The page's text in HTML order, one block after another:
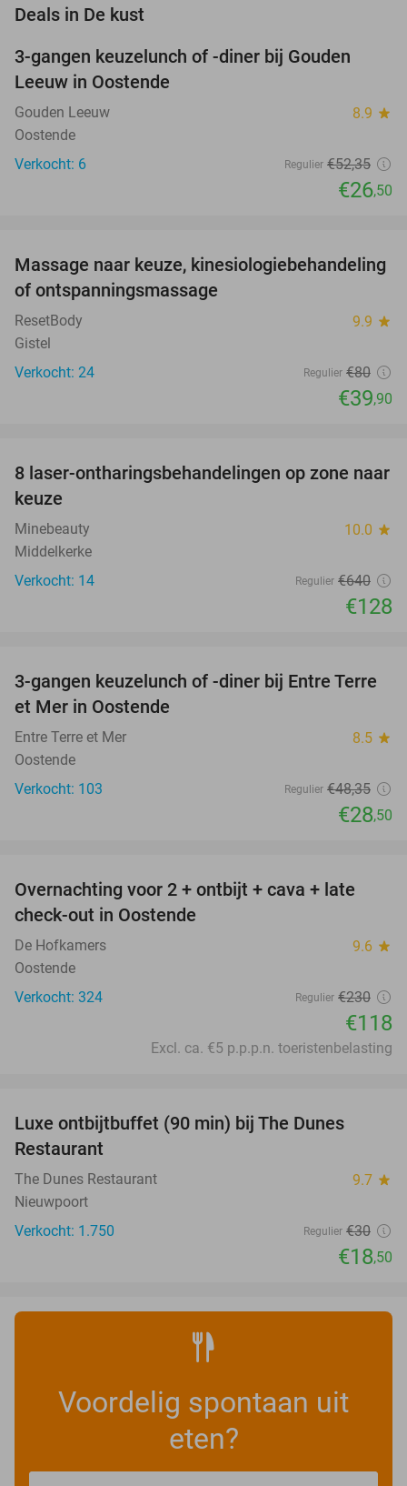
Deals in De kust
NEW
TODAY
3-gangen keuzelunch of -diner bij Gouden
Leeuw in Oostende
Gouden Leeuw 8.9 star
Oostende
Verkocht: 6
Regulier €52,35
€26,50
50%
Massage naar keuze, kinesiologiebehandeling
of ontspanningsmassage
ResetBody 9.9 star
Gistel
Verkocht: 24
Regulier €80
€39,90
80%
8 laser-ontharingsbehandelingen op zone naar
keuze
Minebeauty 10.0 star
Middelkerke
Verkocht: 14
Regulier €640
€128
41%
3-gangen keuzelunch of -diner bij Entre Terre
et Mer in Oostende
Entre Terre et Mer 8.5 star
Oostende
Verkocht: 103
Regulier €48,35
€28,50
49%
Overnachting voor 2 + ontbijt + cava + late
check-out in Oostende
De Hofkamers 9.6 star
Oostende
Verkocht: 324
Regulier €230
€118
Excl. ca. €5 p.p.p.n. toeristenbelasting
OUT
Luxe ontbijtbuffet (90 min) bij The Dunes
Restaurant
The Dunes Restaurant 9.7 star
Nieuwpoort
Verkocht: 1.750
Regulier €30
€18,50
Voordelig spontaan uit
eten?